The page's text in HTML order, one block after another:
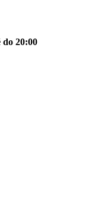
do 20:00